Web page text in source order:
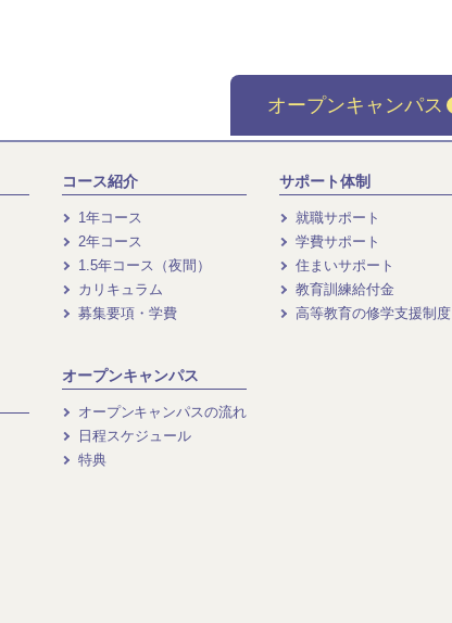
オープンキャンパス
コース紹介
1年コース
2年コース
1.5年コース（夜間）
カリキュラム
募集要項・学費
オープンキャンパス
オープンキャンパスの流れ
日程スケジュール
特典
サポート体制
就職サポート
学費サポート
住まいサポート
教育訓練給付金
高等教育の修学支援制度